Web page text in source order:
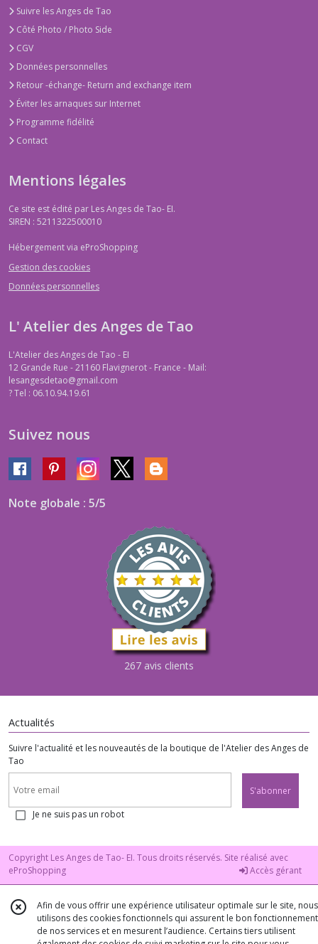
Suivre les Anges de Tao
Côté Photo / Photo Side
CGV
Données personnelles
Retour -échange- Return and exchange item
Éviter les arnaques sur Internet
Programme fidélité
Contact
Mentions légales
Ce site est édité par Les Anges de Tao- EI.
SIREN : 5211322500010
Hébergement via eProShopping
Gestion des cookies
Données personnelles
L' Atelier des Anges de Tao
L'Atelier des Anges de Tao - EI
12 Grande Rue - 21160 Flavignerot - France - Mail:
lesangesdetao@gmail.com
?Tel : 06.10.94.19.61
Suivez nous
Note globale : 5/5
267 avis clients
Actualités
Suivre l'actualité et les nouveautés de la boutique de l'Atelier des Anges de
Tao
S'abonner
Je ne suis pas un robot
Copyright Les Anges de Tao- EI. Tous droits réservés. Site réalisé avec
eProShopping
Accès gérant
Afin de vous offrir une expérience utilisateur optimale sur le site, nous
utilisons des cookies fonctionnels qui assurent le bon fonctionnement
de nos services et en mesurent l’audience. Certains tiers utilisent